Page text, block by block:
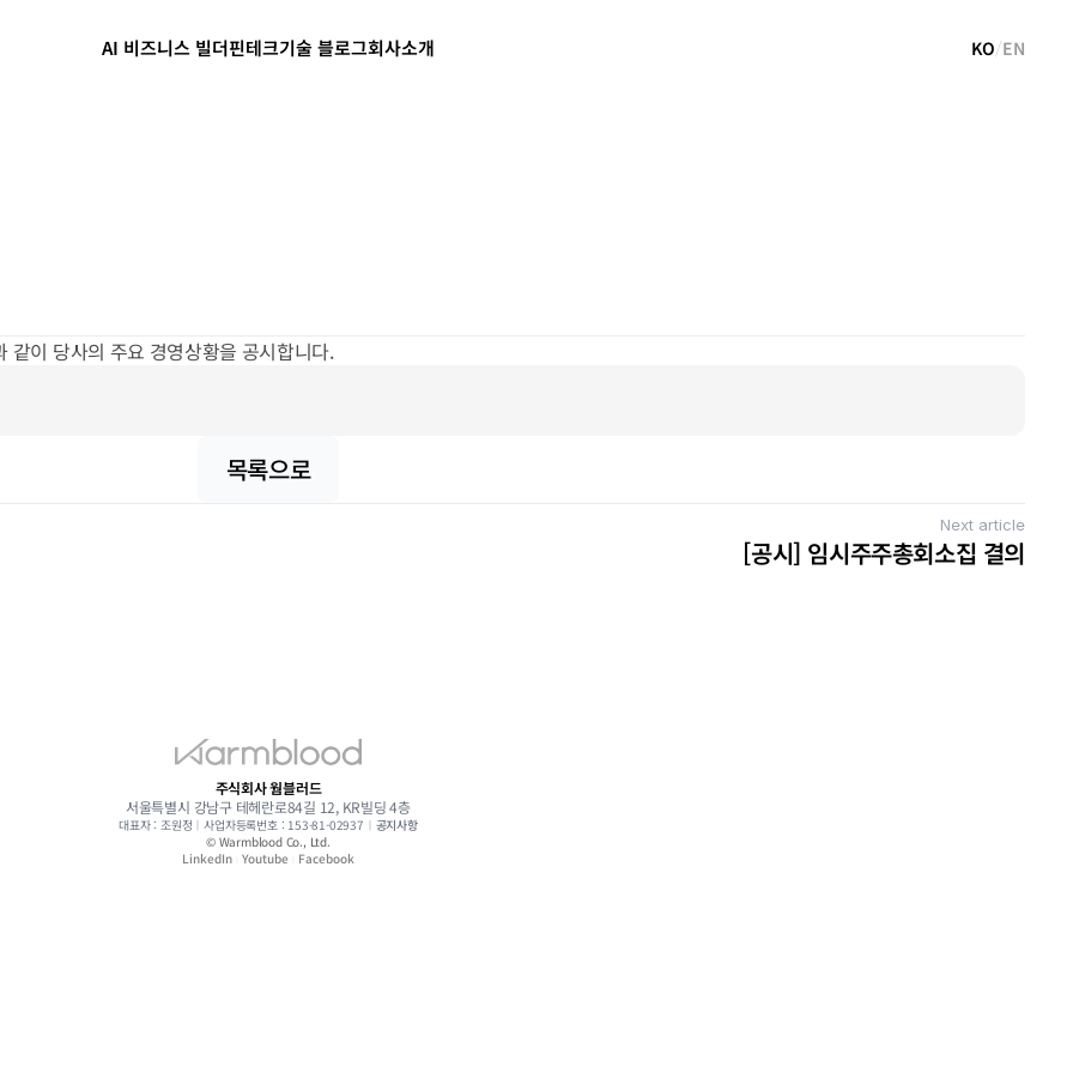
AI 비즈니스 빌더핀테크기술 블로그회사소개 KO/EN
이 당사의 주요 경영상황을 공시합니다.
목록으로
Next article
[공시] 임시주주총회소집 결의
주식회사 웜블러드
서울특별시 강남구 테헤란로84길 12, KR빌딩 4층
대표자 : 조원정 ︱사업자등록번호 : 153-81-02937 ︱ 공지사항
© Warmblood Co., Ltd.
LinkedIn Youtube Facebook